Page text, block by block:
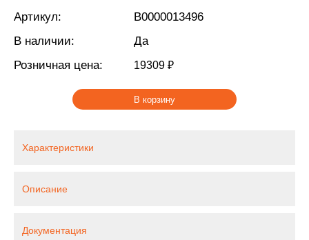
Артикул:
В0000013496
В наличии:
Да
Розничная цена:
19309 ₽
В корзину
Характеристики
Описание
Документация